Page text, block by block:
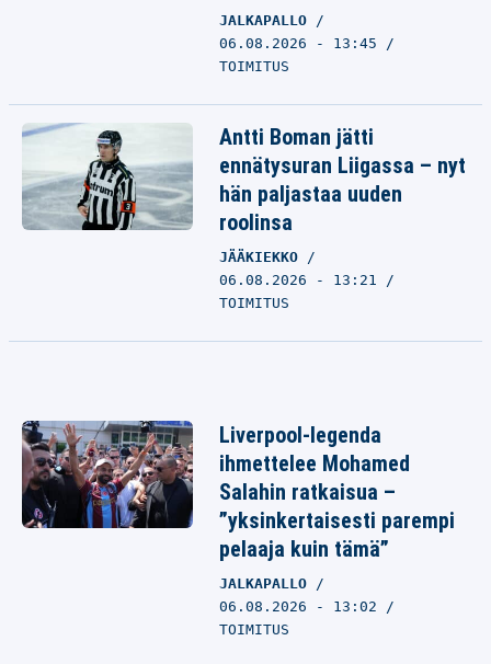
JALKAPALLO
06.08.2026 - 13:45
TOIMITUS
Antti Boman jätti
ennätysuran Liigassa – nyt
hän paljastaa uuden
roolinsa
JÄÄKIEKKO
06.08.2026 - 13:21
TOIMITUS
Liverpool-legenda
ihmettelee Mohamed
Salahin ratkaisua –
”yksinkertaisesti parempi
pelaaja kuin tämä”
JALKAPALLO
06.08.2026 - 13:02
TOIMITUS